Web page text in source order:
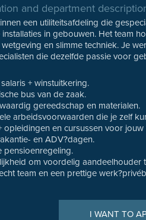
and department
een utiliteitsafdeling die
installaties in gebouwen. Het team
wetgeving en slimme techniek. Je
die dezelfde passie voor
+ winstuitkering.
bus van de zaak.
gereedschap en materialen.
arbeidsvoorwaarden die je zelf
opleidingen en cursussen voor
en ADV?dagen.
pensioenregeling.
om voordelig aandeelhouder
team en een prettige
I WANT TO